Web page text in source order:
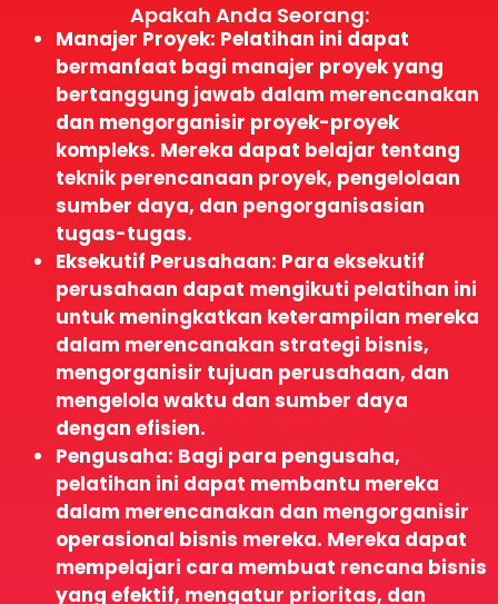
Apakah Anda Seorang:
Manajer Proyek: Pelatihan ini dapat
bermanfaat bagi manajer proyek yang
bertanggung jawab dalam merencanakan
dan mengorganisir proyek-proyek
kompleks. Mereka dapat belajar tentang
teknik perencanaan proyek, pengelolaan
sumber daya, dan pengorganisasian
tugas-tugas.
Eksekutif Perusahaan: Para eksekutif
perusahaan dapat mengikuti pelatihan ini
untuk meningkatkan keterampilan mereka
dalam merencanakan strategi bisnis,
mengorganisir tujuan perusahaan, dan
mengelola waktu dan sumber daya
dengan efisien.
Pengusaha: Bagi para pengusaha,
pelatihan ini dapat membantu mereka
dalam merencanakan dan mengorganisir
operasional bisnis mereka. Mereka dapat
mempelajari cara membuat rencana bisnis
yang efektif, mengatur prioritas, dan